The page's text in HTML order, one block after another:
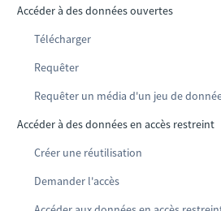
Accéder à des données ouvertes
Télécharger
Requêter
Requêter un média d'un jeu de
Accéder à des données en accès restreint
Créer une réutilisation
Demander l'accès